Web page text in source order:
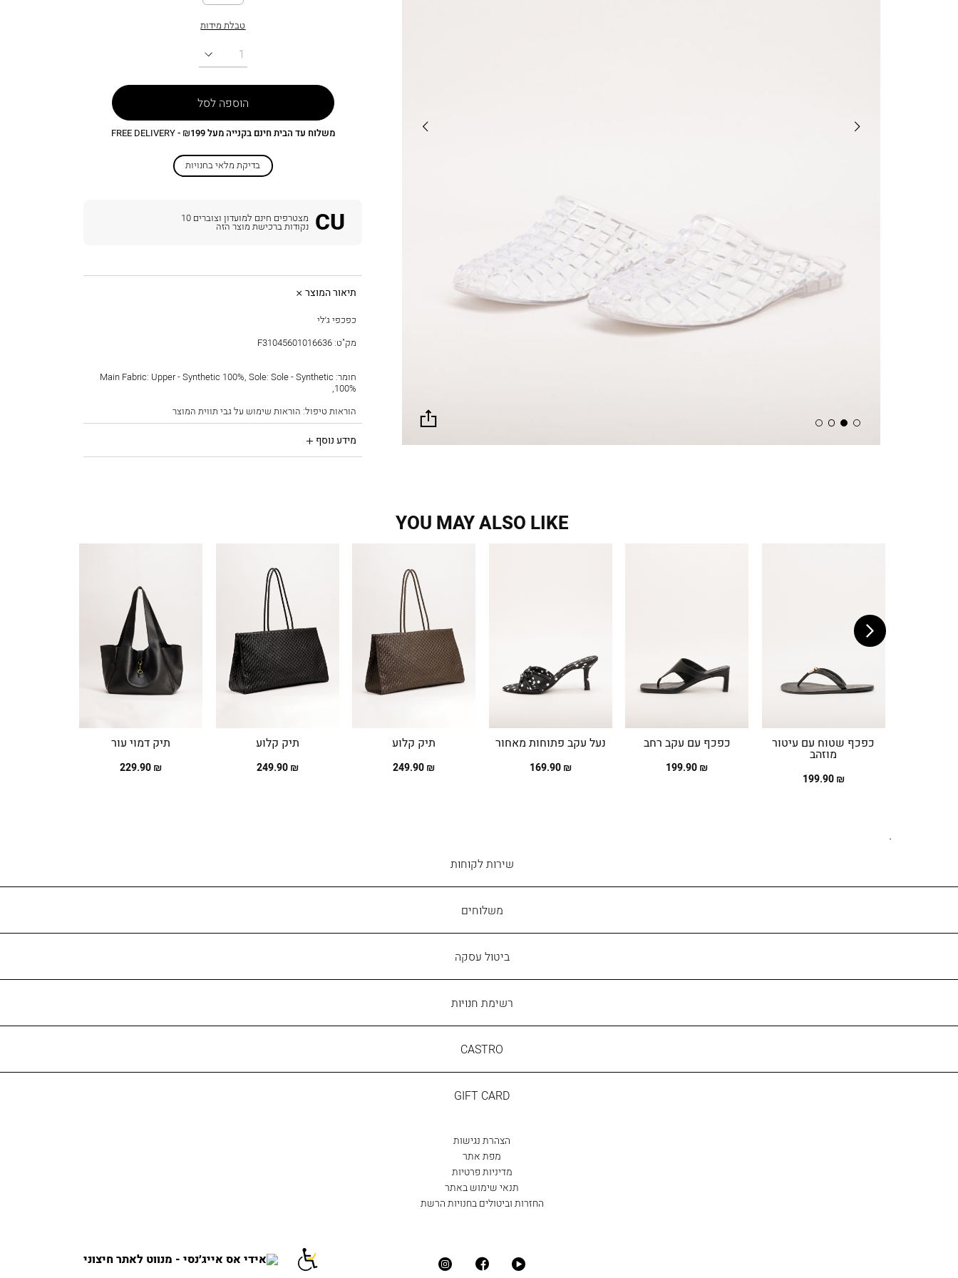
שתף
טבלת מידות
כמות
הוספה לסל
משלוח עד הבית חינם בקנייה מעל ₪199 - FREE DELIVERY
בדיקת מלאי בחנויות
CU מצטרפים חינם למועדון וצוברים 10
נקודות ברכישת מוצר הזה
תיאור המוצר
מידע נוסף
כפכפי ג׳לי
מק"ט: F31045601016636
חומר: Main Fabric: Upper - Synthetic 100%, Sole: Sole - Synthetic
100%,
הוראות טיפול: הוראות שימוש על גבי תווית המוצרF31045601016636
YOU MAY ALSO LIKE
כפכף שטוח עם עיטור
מוזהב
₪ 199.90
כפכף עם עקב רחב
₪ 199.90
נעל עקב פתוחות מאחור
₪ 169.90
תיק קלוע
₪ 249.90
תיק קלוע
₪ 249.90
תיק דמוי עור
₪ 229.90
.
שירות
לקוחות
שירות לקוחות
משלוחים
ביטול עסקה
רשימת חנויות
CASTRO
CASTRO
GIFT
GIFT CARD
הצהרת נגישות
מפת אתר
מדיניות פרטיות
תנאי שימוש באתר
החזרות וביטולים בחנויות הרשת